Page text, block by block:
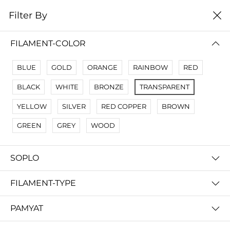
0
No Results
Not Found Filters1
Not Found Filters2
Filter By
FILAMENT-COLOR
BLUE GOLD ORANGE RAINBOW RED
BLACK WHITE BRONZE TRANSPARENT
YELLOW SILVER RED COPPER BROWN
GREEN GREY WOOD
SOPLO
FILAMENT-TYPE
PAMYAT